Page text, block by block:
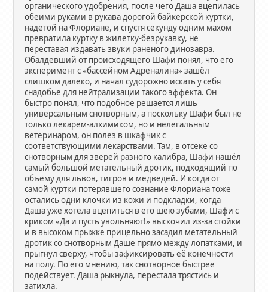
органического удобрения, после чего Даша вцепилась
обеими руками в рукава дорогой байкерской куртки,
надетой на Флориане, и спустя секунду одним махом
превратила куртку в жилетку-безрукавку, не
переставая издавать звуки раненого динозавра.
Обалдевший от происходящего Шафи понял, что его
эксперимент с «бассейном Адреналина» зашёл
слишком далеко, и начал судорожно искать у себя
снадобье для нейтрализации такого эффекта. Он
быстро понял, что подобное решается лишь
универсальным снотворным, а поскольку Шафи был не
только лекарем-алхимиком, но и нелегальным
ветеринаром, он полез в шкафчик с
соответствующими лекарствами. Там, в отсеке со
снотворным для зверей разного калибра, Шафи нашёл
самый большой метательный дротик, подходящий по
объёму для львов, тигров и медведей. И когда от
самой куртки потерявшего сознание Флориана тоже
остались одни клочки из кожи и подкладки, когда
Даша уже хотела вцепиться в его шею зубами, Шафи с
криком «Да и пусть увольняют!» выскочил из-за стойки
и в высоком прыжке прицельно засадил метательный
дротик со снотворным Даше прямо между лопатками, и
прыгнул сверху, чтобы зафиксировать её конечности
на полу. По его мнению, так снотворное быстрее
подействует. Даша рыкнула, перестала трястись и
затихла.